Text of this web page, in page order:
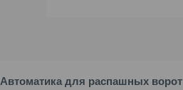
Автоматика для распашных ворот